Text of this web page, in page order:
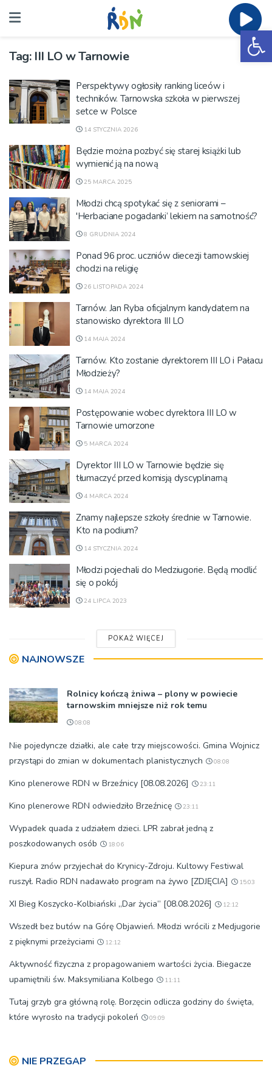
Tag: III LO w Tarnowie
Perspektywy ogłosiły ranking liceów i
techników. Tarnowska szkoła w pierwszej
setce w Polsce
14 STYCZNIA 2026
Będzie można pozbyć się starej książki lub
wymienić ją na nową
25 MARCA 2025
Młodzi chcą spotykać się z seniorami –
'Herbaciane pogadanki’ lekiem na samotność?
8 GRUDNIA 2024
Ponad 96 proc. uczniów diecezji tarnowskiej
chodzi na religię
26 LISTOPADA 2024
Tarnów. Jan Ryba oficjalnym kandydatem na
stanowisko dyrektora III LO
14 MAJA 2024
Tarnów. Kto zostanie dyrektorem III LO i Pałacu
Młodzieży?
14 MAJA 2024
Postępowanie wobec dyrektora III LO w
Tarnowie umorzone
5 MARCA 2024
Dyrektor III LO w Tarnowie będzie się
tłumaczyć przed komisją dyscyplinarną
4 MARCA 2024
Znamy najlepsze szkoły średnie w Tarnowie.
Kto na podium?
14 STYCZNIA 2024
Młodzi pojechali do Medziugorie. Będą modlić
się o pokój
24 LIPCA 2023
POKAŻ WIĘCEJ
NAJNOWSZE
Rolnicy kończą żniwa – plony w powiecie
tarnowskim mniejsze niż rok temu
08:08
Nie pojedyncze działki, ale całe trzy miejscowości. Gmina Wojnicz
przystąpi do zmian w dokumentach planistycznych
08:08
Kino plenerowe RDN w Brzeźnicy [08.08.2026] 23:11
Kino plenerowe RDN odwiedziło Brzeźnicę 23:11
Wypadek quada z udziałem dzieci. LPR zabrał jedną z
poszkodowanych osób
18:06
Kiepura znów przyjechał do Krynicy-Zdroju. Kultowy Festiwal
ruszył. Radio RDN nadawało program na żywo [ZDJĘCIA]
15:03
XI Bieg Koszycko-Kolbiański „Dar życia” [08.08.2026] 12:12
Wszedł bez butów na Górę Objawień. Młodzi wrócili z Medjugorie
z pięknymi przeżyciami
12:12
Aktywność fizyczna z propagowaniem wartości życia. Biegacze
upamiętnili św. Maksymiliana Kolbego
11:11
Tutaj grzyb gra główną rolę. Borzęcin odlicza godziny do święta,
które wyrosło na tradycji pokoleń
09:09
NIE PRZEGAP